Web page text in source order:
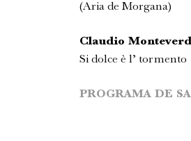
(Aria de Morgana)
Claudio
Si dolce è l’ tormento
PROGRAMA DE